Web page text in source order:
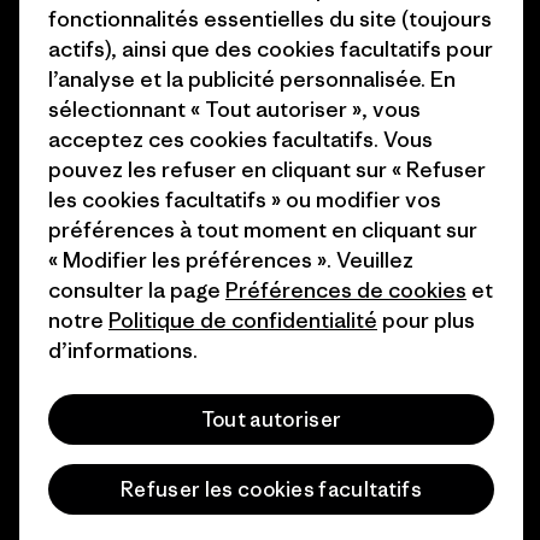
1% For The Planet
Comment nous finançons
Nos magasins
Presse et media
Industry program
Programme d’affiliation
© 2026 Patagonia, Inc. All Rights Reserved.
français
fonctionnalités essentielles du site (toujours
actifs), ainsi que des cookies facultatifs pour
l’analyse et la publicité personnalisée. En
sélectionnant « Tout autoriser », vous
acceptez ces cookies facultatifs. Vous
pouvez les refuser en cliquant sur « Refuser
les cookies facultatifs » ou modifier vos
préférences à tout moment en cliquant sur
« Modifier les préférences ». Veuillez
consulter la page Préférences de cookies et
notre Politique de confidentialité pour plus
d’informations.
Tout autoriser
Refuser les cookies facultatifs